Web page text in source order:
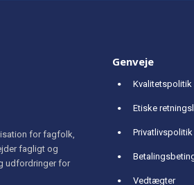
for fagfolk,
fagligt og
udfordringer for
Genveje
Kvalitetspolitik
Etiske
Privatlivspolitik
Vedtægter